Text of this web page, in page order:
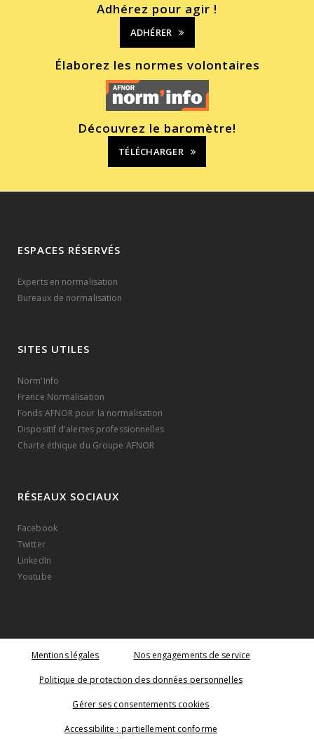
Adhérez pour agir !
ADHÉRER
Élaborez les normes volontaires
Découvrez le baromètre!
TÉLÉCHARGER
ESPACES RÉSERVÉS
Experts en normalisation
Bureaux de normalisation
SITES UTILES
Norm'Info
France Normalisation
Fonds AFNOR pour la normalisation
Dispositif d'alertes professionnelles
Charte éthique du Groupe AFNOR
RÉSEAUX SOCIAUX
Facebook
Twitter
LinkedIn
Youtube
Mentions légales Nos engagements de service
Politique de protection des données personnelles
Gérer ses consentements cookies
Accessibilite : partiellement conforme